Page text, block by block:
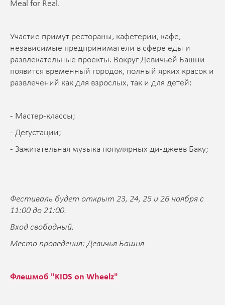
Meal for Real.
Участие примут рестораны, кафетерии, кафе,
независимые предприниматели в сфере еды и
развлекательные проекты. Вокруг Девичьей Башни
появится временный городок, полный ярких красок и
развлечений как для взрослых, так и для детей:
- Мастер-классы;
- Дегустации;
- Зажигательная музыка популярных ди-джеев Баку;
Фестиваль будет открыт 23, 24, 25 и 26 ноября с
11:00 до 21:00.
Вход свободный.
Место проведения: Девичья Башня
Флешмоб "KIDS on Wheelz"